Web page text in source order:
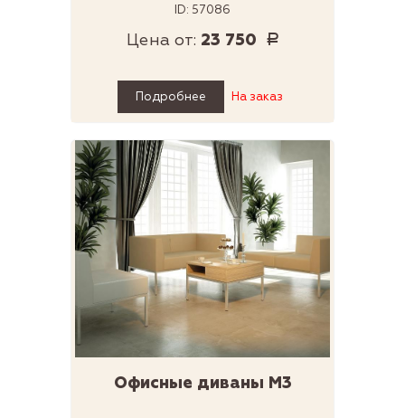
ID: 57086
Цена от: 23 750 Р
Подробнее На заказ
Офисные диваны М3